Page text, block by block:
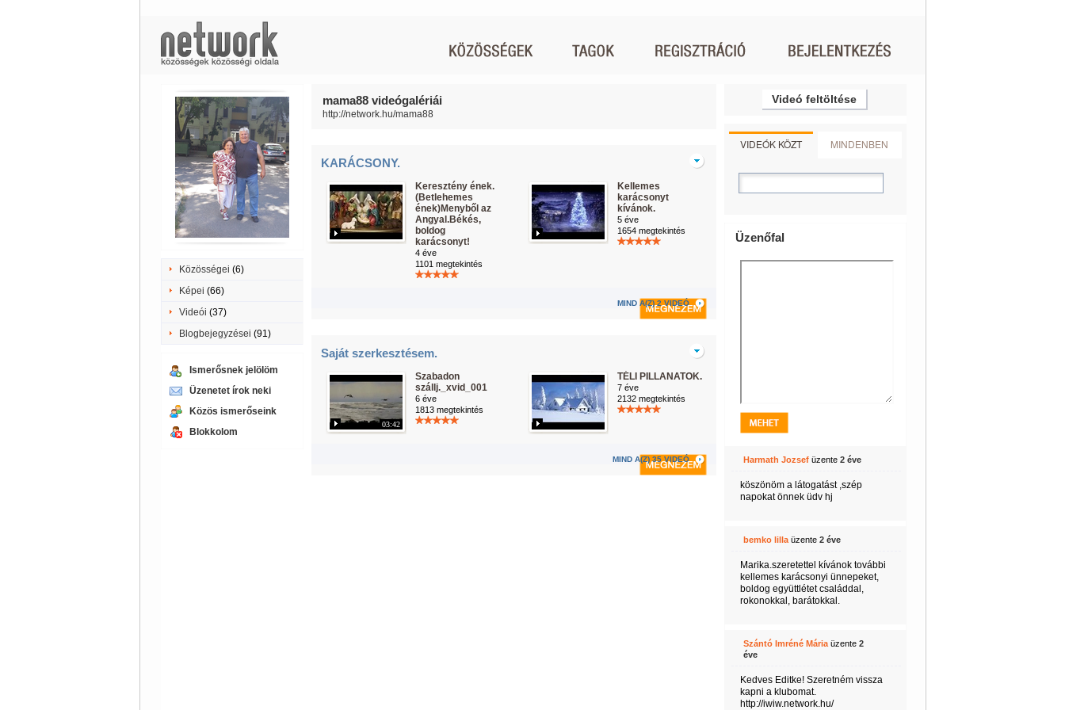
Közösségei (6)
Képei (66)
Videói (37)
Blogbejegyzései (91)
Ismerősnek jelölöm
Üzenetet írok neki
Közös ismerőseink
Blokkolom
mama88 videógalériái
http://network.hu/mama88
KARÁCSONY.
Keresztény ének.
(Betlehemes
ének)Menyből az
Angyal.Békés,
boldog
karácsonyt!
4 éve
1101 megtekintés
Kellemes
karácsonyt
kívánok.
5 éve
1654 megtekintés
MIND A(Z) 2 VIDEÓ
Saját szerkesztésem.
03:42
Szabadon
szállj._xvid_001
6 éve
1813 megtekintés
TÉLI PILLANATOK.
7 éve
2132 megtekintés
MIND A(Z) 35 VIDEÓ
Videó feltöltése
VIDEÓK KÖZT MINDENBEN
Üzenőfal
Harmath Jozsefüzente 2 éve
köszönöm a látogatást ,szép
napokat önnek üdv hj
bemko lillaüzente 2 éve
Marika.szeretettel kívánok további
kellemes karácsonyi ünnepeket,
boldog együttlétet családdal,
rokonokkal, barátokkal.
Szántó Imréné Máriaüzente 2
éve
Kedves Editke! Szeretném vissza
kapni a klubomat.
http://iwiw.network.hu/